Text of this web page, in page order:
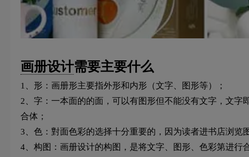
画册设计需要主要什么
1、形：画册形主要指外形和内形（文字、图形等）；
2、字：一本面的的面，可以有图形但不能没有文字，文
合体；
3、色：對面色彩的选择十分重要的，因为读者进书店浏览
4、构图：画册设计的构图，是将文字、图形、色彩第进